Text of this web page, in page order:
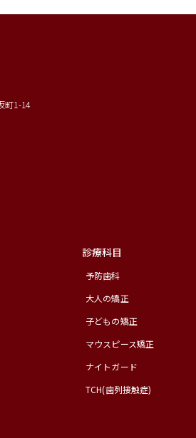
町1-14
診療科目
予防歯科
大人の矯正
子どもの矯正
マウスピース矯正
ナイトガード
TCH(歯列接触症)